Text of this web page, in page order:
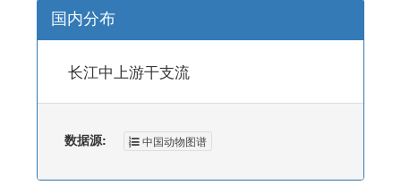
国内分布
长江中上游干支流
数据源: 中国动物图谱